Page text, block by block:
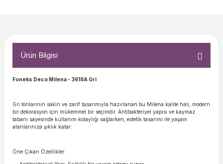
Ürün Bilgisi
Foneks Deco Milena - 3618A Gri
Gri tonlarının sakin ve zarif tasarımıyla hazırlanan bu Milena kalite halı, modern
bir dekorasyon için mükemmel bir seçimdir. Antibakteriyel yapısı ve kaymaz
tabanı sayesinde kullanım kolaylığı sağlarken, estetik tasarımı ile yaşam
alanlarınıza şıklık katar.
Öne Çıkan Özellikler: